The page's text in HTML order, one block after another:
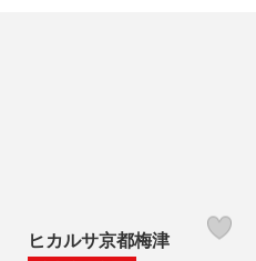
ヒカルサ京都梅津